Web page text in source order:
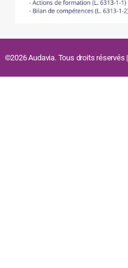
©2026 Audavia. Tous droits réservés |